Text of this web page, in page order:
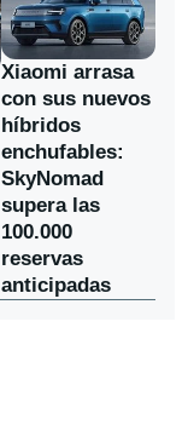
Xiaomi arrasa
con sus nuevos
híbridos
enchufables:
SkyNomad
supera las
100.000
reservas
anticipadas